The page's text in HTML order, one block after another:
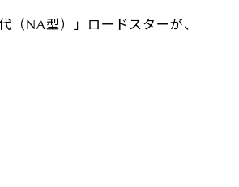
NA型）」ロードスターが、